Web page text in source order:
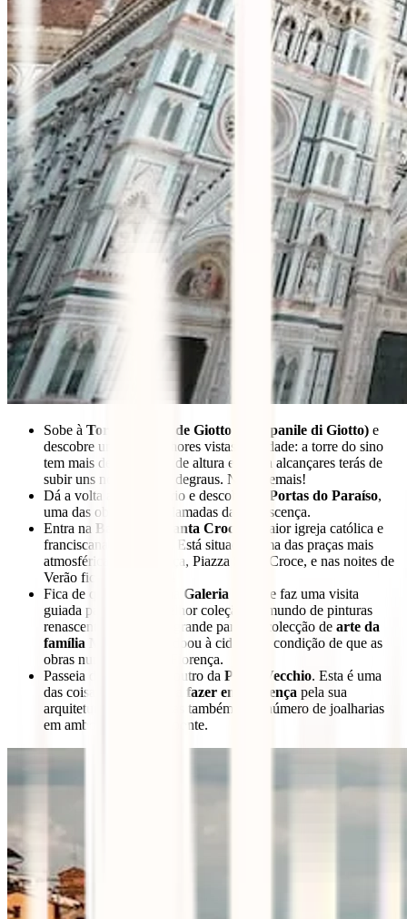
Sobe à Torre do Sino de Giotto (Campanile di Giotto) e
descobre uma das melhores vistas da cidade: a torre do sino
tem mais de 80 metros de altura e para a alcançares terás de
subir uns notáveis 414 degraus. Nada demais!
Dá a volta ao Baptistério e descobre as
Portas do Paraíso,
uma das obras mais aclamadas da Renascença.
Entra na Basílica de Santa Croce
, a maior igreja católica e
franciscana do mundo. Está situada numa das praças mais
atmosféricas de Florença, Piazza Santa Croce, e nas noites de
Verão fica muito cheia!
Fica de queixo caído na
Galeria Uffizi
e faz uma visita
guiada para veres a melhor coleção do mundo de pinturas
renascentistas. Acolhe grande parte da colecção de arte da
família Médici
, que a doou à cidade na condição de que as
obras nunca saiam de Florença.
Passeia de um lado ao outro da Ponte Vecchio. Esta é uma
das coisas obrigatórias
a fazer em Florença pela sua
arquitetura e beleza, mas também pelo número de joalharias
em ambos os lados da ponte.